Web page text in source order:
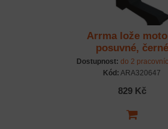
Arrma lože
posuvné, černé
Dostupnost: do 2
Kód: ARA320647
829 Kč